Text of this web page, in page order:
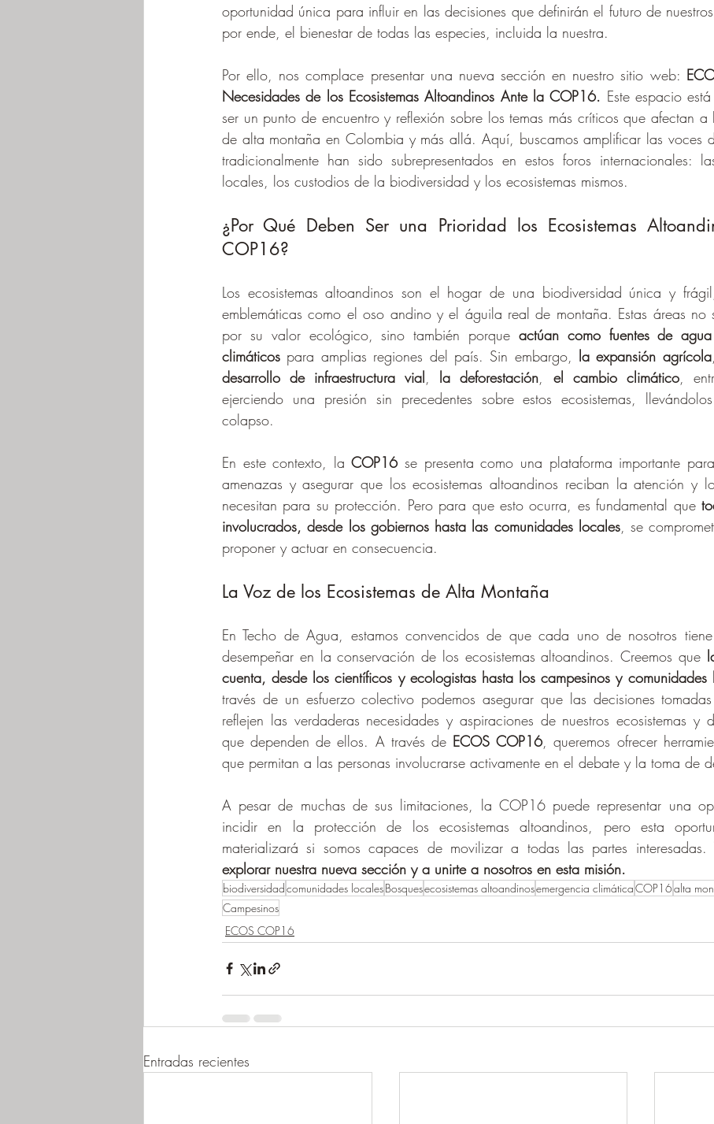
oportunidad única para influir en las decisiones que definirán el futuro de nuestros
por ende, el bienestar de todas las especies, incluida la nuestra.
Por ello, nos complace presentar una nueva sección en nuestro sitio web:
Necesidades de los Ecosistemas Altoandinos Ante la COP16. Este espacio
ser un punto de encuentro y reflexión sobre los temas más críticos que afectan a
de alta montaña en Colombia y más allá. Aquí, buscamos amplificar las voces
tradicionalmente han sido subrepresentados en estos foros internacionales:
locales, los custodios de la biodiversidad y los ecosistemas mismos.
¿Por Qué Deben Ser una Prioridad los Ecosistemas
COP16?
Los ecosistemas altoandinos son el hogar de una biodiversidad única y
emblemáticas como el oso andino y el águila real de montaña. Estas áreas no
por su valor ecológico, sino también porque actúan como fuentes de
climáticos para amplias regiones del país. Sin embargo, la expansión agrícola,
desarrollo de infraestructura vial
la deforestación el cambio climático,
ejerciendo una presión sin precedentes sobre estos ecosistemas,
colapso.
En este contexto, la COP16 se presenta como una plataforma importante
amenazas y asegurar que los ecosistemas altoandinos reciban la atención y
necesitan para su protección. Pero para que esto ocurra, es fundamental que
involucrados, desde los gobiernos hasta las comunidades locales, se
proponer y actuar en consecuencia.
La Voz de los Ecosistemas de Alta Montaña
En Techo de Agua, estamos convencidos de que cada uno de nosotros
desempeñar en la conservación de los ecosistemas altoandinos. Creemos que
cuenta, desde los científicos y ecologistas hasta los campesinos y comunidades
través de un esfuerzo colectivo podemos asegurar que las decisiones
reflejen las verdaderas necesidades y aspiraciones de nuestros ecosistemas y
que dependen de ellos. A través de ECOS COP16, queremos ofrecer
que permitan a las personas involucrarse activamente en el debate y la toma de
A pesar de muchas de sus limitaciones, la COP16 puede representar una
incidir en la protección de los ecosistemas altoandinos, pero esta
materializará si somos capaces de movilizar a todas las partes interesadas.
explorar nuestra nueva sección y a unirte a nosotros en esta misión.
biodiversidadcomunidades localesBosquesecosistemas altoandinosemergencia climáticaCOP16alta
Campesinos
ECOS COP16
Entradas recientes